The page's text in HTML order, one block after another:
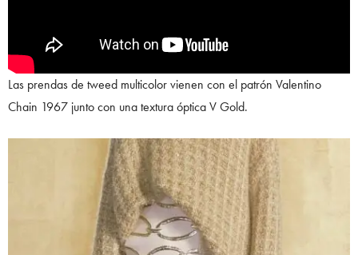
Las prendas de tweed multicolor vienen con el patrón Valentino
Chain 1967 junto con una textura óptica V Gold.